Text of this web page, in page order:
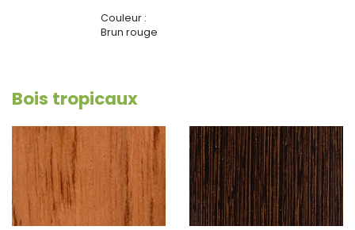
Couleur :
Brun rouge
Bois tropicaux